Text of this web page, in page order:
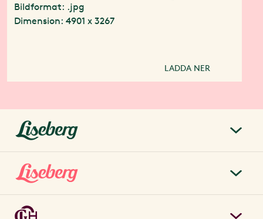
Bildformat: .jpg
Dimension: 4901 x 3267
LADDA NER
liseberg.se
Om Liseberg
Kontakta oss
Lisebergsparken